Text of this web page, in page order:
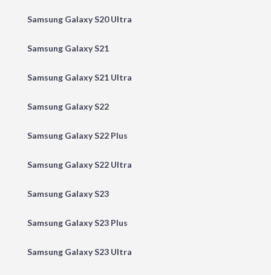
Samsung Galaxy S20 Ultra
Samsung Galaxy S21
Samsung Galaxy S21 Ultra
Samsung Galaxy S22
Samsung Galaxy S22 Plus
Samsung Galaxy S22 Ultra
Samsung Galaxy S23
Samsung Galaxy S23 Plus
Samsung Galaxy S23 Ultra